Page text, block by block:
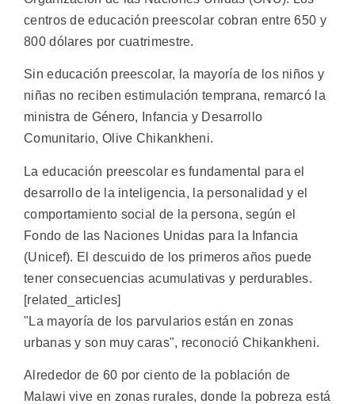
centros de educación preescolar cobran entre 650 y
800 dólares por cuatrimestre.
Sin educación preescolar, la mayoría de los niños y
niñas no reciben estimulación temprana, remarcó la
ministra de Género, Infancia y Desarrollo
Comunitario, Olive Chikankheni.
La educación preescolar es fundamental para el
desarrollo de la inteligencia, la personalidad y el
comportamiento social de la persona, según el
Fondo de las Naciones Unidas para la Infancia
(Unicef). El descuido de los primeros años puede
tener consecuencias acumulativas y perdurables.
[related_articles]
"La mayoría de los parvularios están en zonas
urbanas y son muy caras", reconoció Chikankheni.
Alrededor de 60 por ciento de la población de
Malawi vive en zonas rurales, donde la pobreza está